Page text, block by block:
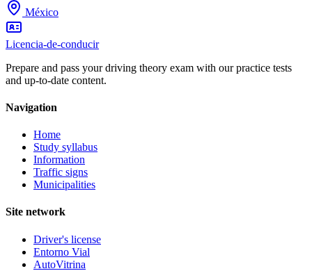
México
Licencia-de-conducir
Prepare and pass your driving theory exam with our practice tests
and up-to-date content.
Navigation
Home
Study syllabus
Information
Traffic signs
Municipalities
Site network
Driver's license
Entorno Vial
AutoVitrina